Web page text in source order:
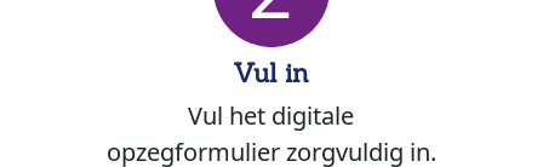
Vul in
Vul het digitale
opzegformulier zorgvuldig in.